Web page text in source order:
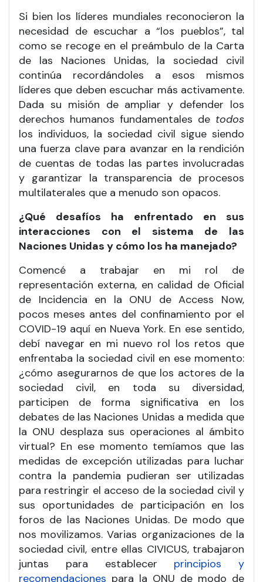
Si bien los líderes mundiales reconocieron la
necesidad de escuchar a “los pueblos”, tal
como se recoge en el preámbulo de la Carta
de las Naciones Unidas, la sociedad civil
continúa recordándoles a esos mismos
líderes que deben escuchar más activamente.
Dada su misión de ampliar y defender los
derechos humanos fundamentales de todos
los individuos, la sociedad civil sigue siendo
una fuerza clave para avanzar en la rendición
de cuentas de todas las partes involucradas
y garantizar la transparencia de procesos
multilaterales que a menudo son opacos.
¿Qué desafíos ha enfrentado en sus
interacciones con el sistema de las
Naciones Unidas y cómo los ha manejado?
Comencé a trabajar en mi rol de
representación externa, en calidad de Oficial
de Incidencia en la ONU de Access Now,
pocos meses antes del confinamiento por el
COVID-19 aquí en Nueva York. En ese sentido,
debí navegar en mi nuevo rol los retos que
enfrentaba la sociedad civil en ese momento:
¿cómo asegurarnos de que los actores de la
sociedad civil, en toda su diversidad,
participen de forma significativa en los
debates de las Naciones Unidas a medida que
la ONU desplaza sus operaciones al ámbito
virtual? En ese momento temíamos que las
medidas de excepción utilizadas para luchar
contra la pandemia pudieran ser utilizadas
para restringir el acceso de la sociedad civil y
sus oportunidades de participación en los
foros de las Naciones Unidas. De modo que
nos movilizamos. Varias organizaciones de la
sociedad civil, entre ellas CIVICUS, trabajaron
juntas para establecer principios y
recomendaciones para la ONU de modo de